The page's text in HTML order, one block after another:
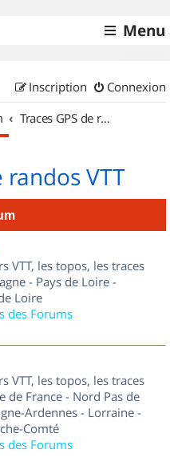
Menu
Connexion
Inscription
Traces GPS de randos VTT
randos VTT
VTT, les topos, les traces
- Pays de Loire -
Loire
des Forums
VTT, les topos, les traces
de France - Nord Pas de
Ardennes - Lorraine -
Comté
des Forums